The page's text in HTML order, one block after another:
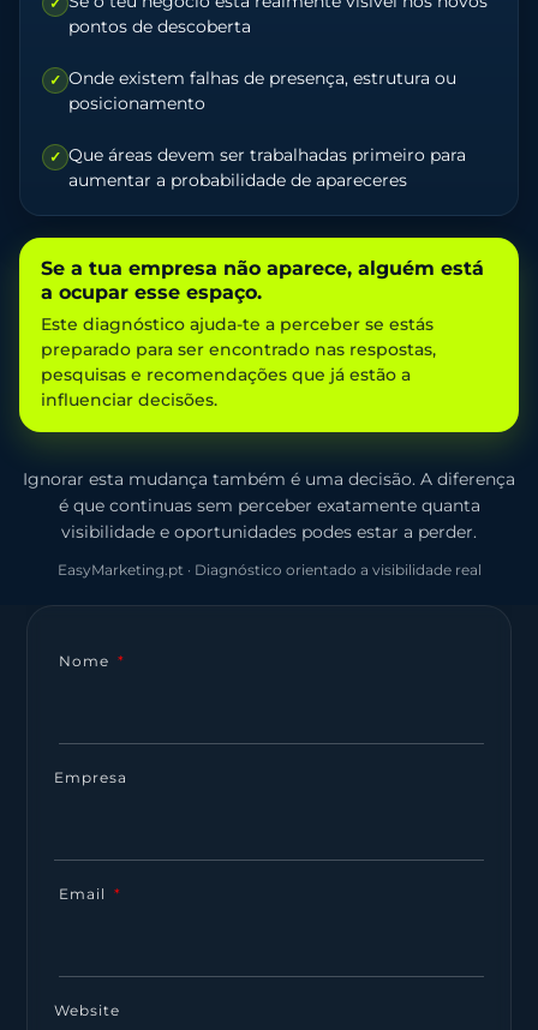
pontos de descoberta
✓ Onde existem falhas de presença, estrutura ou
posicionamento
✓ Que áreas devem ser trabalhadas primeiro para
aumentar a probabilidade de apareceres
Se a tua empresa não aparece, alguém está
a ocupar esse espaço.
Este diagnóstico ajuda-te a perceber se estás
preparado para ser encontrado nas respostas,
pesquisas e recomendações que já estão a
influenciar decisões.
Ignorar esta mudança também é uma decisão. A diferença
é que continuas sem perceber exatamente quanta
visibilidade e oportunidades podes estar a perder.
EasyMarketing.pt · Diagnóstico orientado a visibilidade real
Nome
Empresa
Email
Website